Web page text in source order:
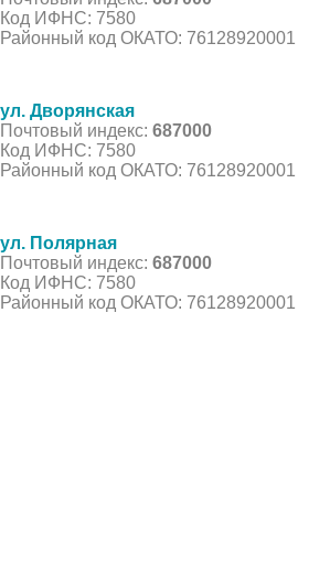
Код ИФНС: 7580
Районный код ОКАТО: 76128920001
ул. Дворянская
Почтовый индекс: 687000
Код ИФНС: 7580
Районный код ОКАТО: 76128920001
ул. Полярная
Почтовый индекс: 687000
Код ИФНС: 7580
Районный код ОКАТО: 76128920001